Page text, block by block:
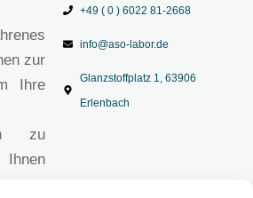
zur
Ihre
zu
+49 ( 0 ) 6022 81-2668
info@aso-labor.de
Glanzstoffplatz 1, 63906
Erlenbach